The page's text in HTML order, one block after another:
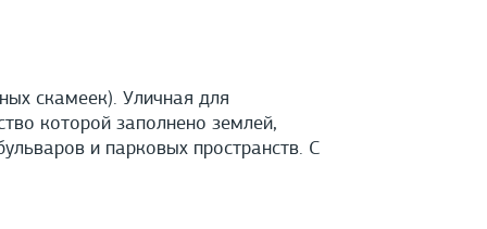
скамеек). Уличная для
которой заполнено землей,
и парковых пространств. С